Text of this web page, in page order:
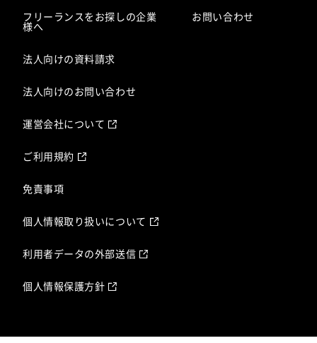
フリーランスをお探しの企業
様へ
法人向けの資料請求
法人向けのお問い合わせ
お問い合わせ
運営会社について
ご利用規約
免責事項
個人情報取り扱いについて
利用者データの外部送信
個人情報保護方針